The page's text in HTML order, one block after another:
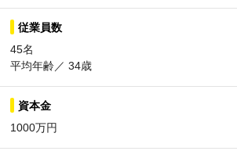
従業員数
45名
平均年齢／ 34歳
資本金
1000万円